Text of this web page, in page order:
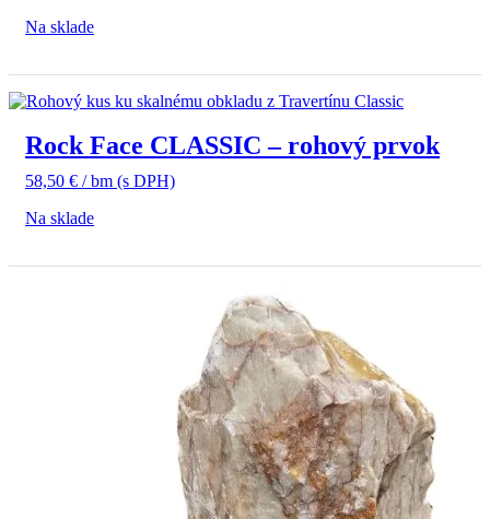
Na sklade
Rock Face CLASSIC – rohový prvok
58,50 € / bm (s DPH)
Na sklade